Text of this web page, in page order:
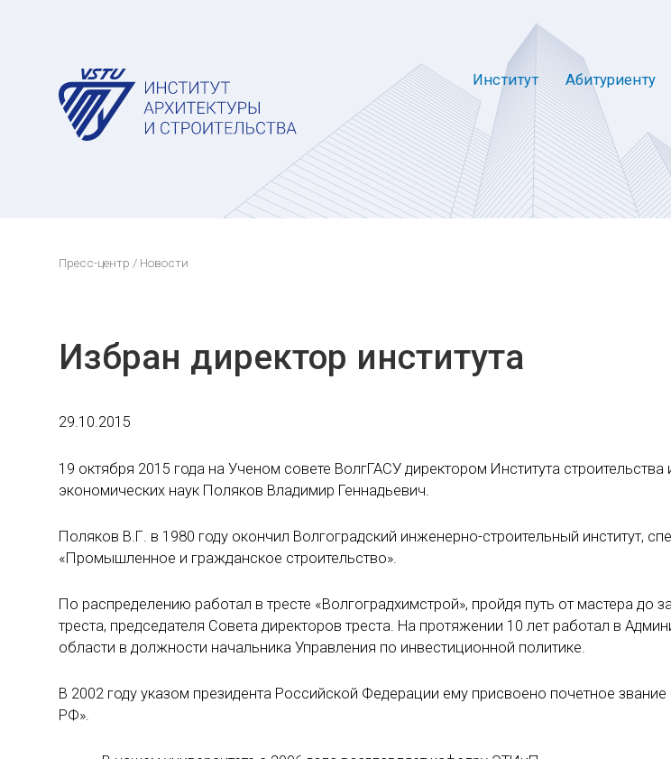
Институт Абитуриенту
Пресс-центр / Новости
Избран директор института
29.10.2015
19 октября 2015 года на Ученом совете ВолгГАСУ директором Института
экономических наук Поляков Владимир Геннадьевич.
Поляков В.Г. в 1980 году окончил Волгоградский инженерно-строительный институт,
«Промышленное и гражданское строительство».
По распределению работал в тресте «Волгоградхимстрой», пройдя путь от мастера до
треста, председателя Совета директоров треста. На протяжении 10 лет работал в
области в должности начальника Управления по инвестиционной политике.
В 2002 году указом президента Российской Федерации ему присвоено почетное
РФ».